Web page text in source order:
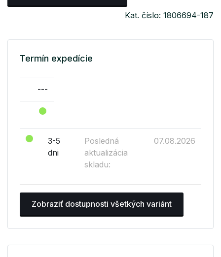
Kat. číslo: 1806694-187
Termín expedície
---
3-5
dni
Posledná
aktualizácia
skladu:
07.08.2026
Zobraziť dostupnosti všetkých variánt